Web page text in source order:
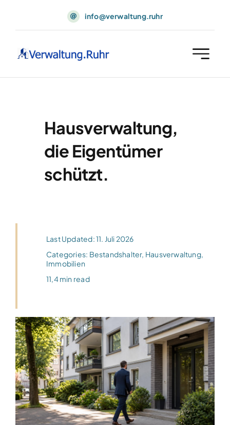
content
info@verwaltung.ruhr
Hausverwaltung,
die Eigentümer
schützt.
Last Updated: 11. Juli 2026
Categories: Bestandshalter, Hausverwaltung,
Immobilien
11,4 min read